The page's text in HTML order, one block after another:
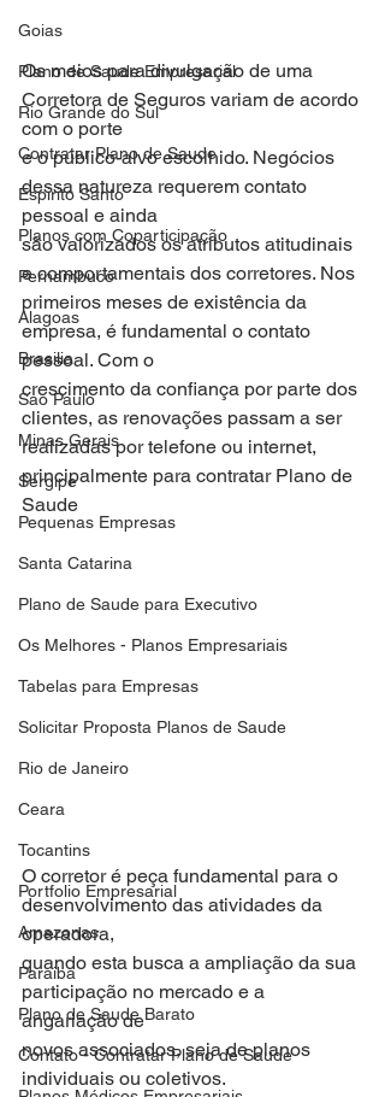
Goias
Plano de Saude Empresarial
Rio Grande do Sul
Contratar Plano de Saude
Espirito Santo
Planos com Coparticipação
Pernambuco
Alagoas
Brasilia
Sao Paulo
Minas Gerais
Sergipe
Pequenas Empresas
Santa Catarina
Plano de Saude para Executivo
Os Melhores - Planos Empresariais
Tabelas para Empresas
Solicitar Proposta Planos de Saude
Rio de Janeiro
Ceara
Tocantins
Portfolio Empresarial
Amazonas
Paraiba
Plano de Saude Barato
Contato - Contratar Plano de Saude
Os meios para divulgação de uma
Corretora de Seguros variam de acordo
com o porte
e o público-alvo escolhido. Negócios
dessa natureza requerem contato
pessoal e ainda
são valorizados os atributos atitudinais
e comportamentais dos corretores. Nos
primeiros meses de existência da
empresa, é fundamental o contato
pessoal. Com o
crescimento da confiança por parte dos
clientes, as renovações passam a ser
realizadas por telefone ou internet,
principalmente para contratar Plano de
Saude
O corretor é peça fundamental para o
desenvolvimento das atividades da
operadora,
quando esta busca a ampliação da sua
participação no mercado e a
angariação de
novos associados, seja de planos
individuais ou coletivos.